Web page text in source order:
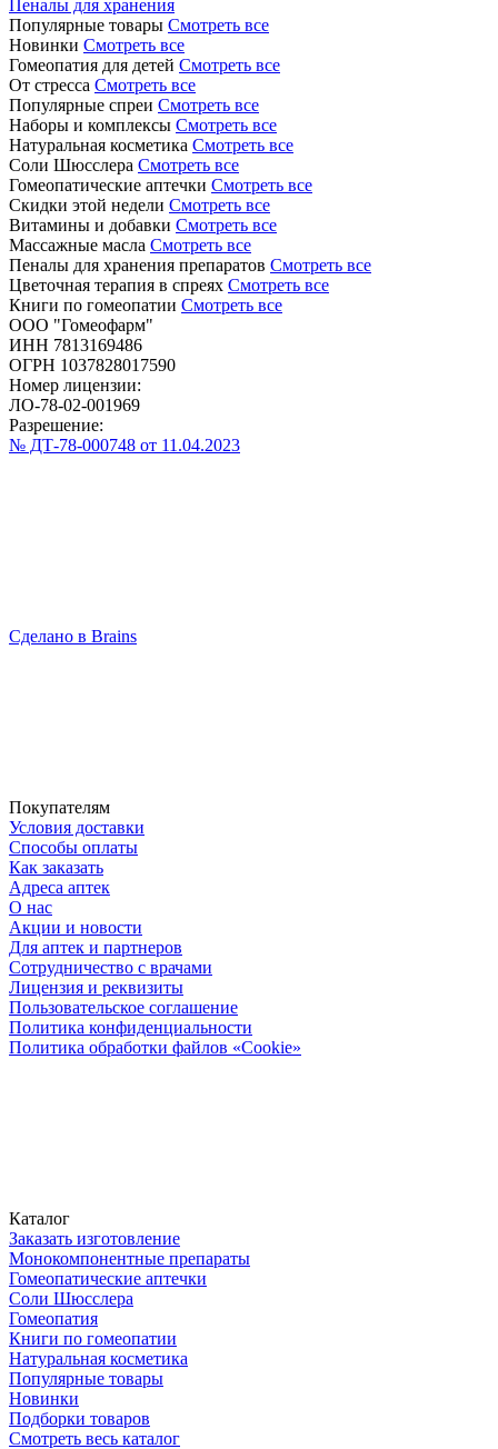
Пеналы для хранения
Популярные товары Смотреть все
Новинки Смотреть все
Гомеопатия для детей Смотреть все
От стресса Смотреть все
Популярные спреи Смотреть все
Наборы и комплексы Смотреть все
Натуральная косметика Смотреть все
Соли Шюсслера Смотреть все
Гомеопатические аптечки Смотреть все
Скидки этой недели Смотреть все
Витамины и добавки Смотреть все
Массажные масла Смотреть все
Пеналы для хранения препаратов Смотреть все
Цветочная терапия в спреях Смотреть все
Книги по гомеопатии Смотреть все
ООО "Гомеофарм"
ИНН 7813169486
ОГРН 1037828017590
Номер лицензии:
ЛО-78-02-001969
Разрешение:
№ ДТ-78-000748 от 11.04.2023
Сделано в Brains
Покупателям
Условия доставки
Способы оплаты
Как заказать
Адреса аптек
О нас
Акции и новости
Для аптек и партнеров
Сотрудничество с врачами
Лицензия и реквизиты
Пользовательское соглашение
Политика конфиденциальности
Политика обработки файлов «Cookie»
Каталог
Заказать изготовление
Монокомпонентные препараты
Гомеопатические аптечки
Соли Шюсслера
Гомеопатия
Книги по гомеопатии
Натуральная косметика
Популярные товары
Новинки
Подборки товаров
Смотреть весь каталог